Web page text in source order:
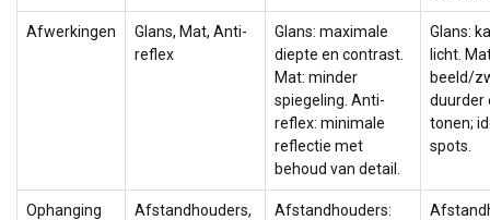
Afwerkingen
Glans, Mat, Anti-
reflex
Glans: maximale
diepte en contrast.
Mat: minder
spiegeling. Anti-
reflex: minimale
reflectie met
behoud van detail.
Glans:
licht.
beeld/
duurder
tonen;
spots.
Ophanging Afstandhouders, Afstandhouders: